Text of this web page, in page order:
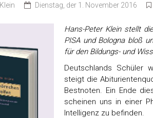
Dienstag, der 1. November 2016
Hans-Peter Klein stellt
PISA und Bologna bloß
für den Bildungs- und
Deutschlands Schüler
steigt die
Bestnoten. Ein Ende
scheinen uns in einer
Intelligenz zu befinden.